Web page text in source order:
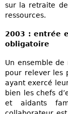
sur la retraite
ressources.
2003 : entrée
obligatoire
Un ensemble
pour relever les
ayant exercé
bien les chefs
et aidants